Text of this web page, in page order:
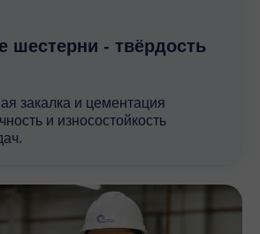
задач. Выбирая
можете обратиться за
менеджерам компании.
шестерни - твёрдость
закалка и цементация
и износостойкость